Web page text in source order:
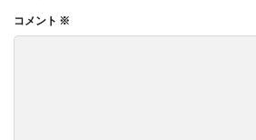
コメント ※